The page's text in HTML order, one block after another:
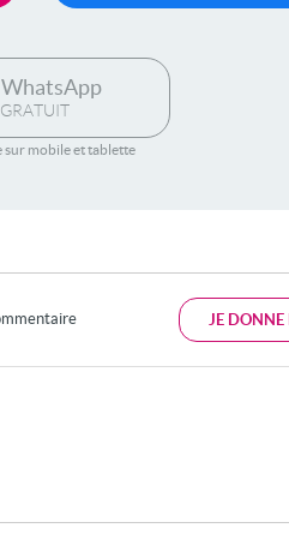
GRATUIT
sur mobile et tablette
JE